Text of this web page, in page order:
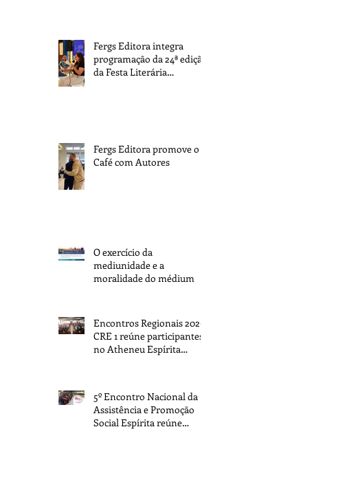
Fergs Editora integra
programação da 24ª edição
da Festa Literária
Fergs Editora promove o 1º
Café com Autores
O exercício da
mediunidade e a
moralidade do médium
Encontros Regionais 2026:
CRE 1 reúne participantes
no Atheneu Espírita
5º Encontro Nacional da
Assistência e Promoção
Social Espírita reúne